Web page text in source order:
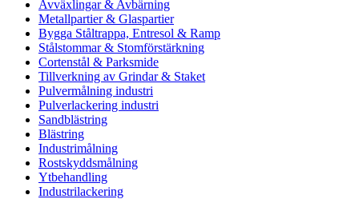
Avväxlingar & Avbärning
Metallpartier & Glaspartier
Bygga Ståltrappa, Entresol & Ramp
Stålstommar & Stomförstärkning
Cortenstål & Parksmide
Tillverkning av Grindar & Staket
Pulvermålning industri
Pulverlackering industri
Sandblästring
Blästring
Industrimålning
Rostskyddsmålning
Ytbehandling
Industrilackering